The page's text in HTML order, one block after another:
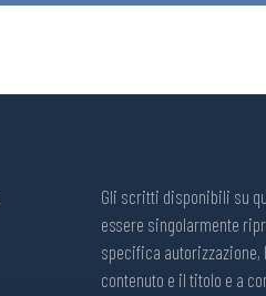
Gli scritti disponibili su
essere singolarmente
specifica autorizzazione,
contenuto e il titolo e a